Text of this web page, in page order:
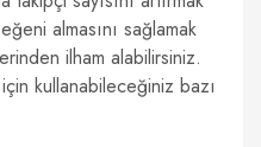
almasını sağlamak
ilham alabilirsiniz.
kullanabileceğiniz bazı